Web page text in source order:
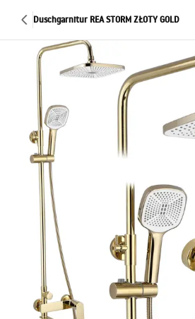
Duschgarnitur REA STORM ZŁOTY GOLD